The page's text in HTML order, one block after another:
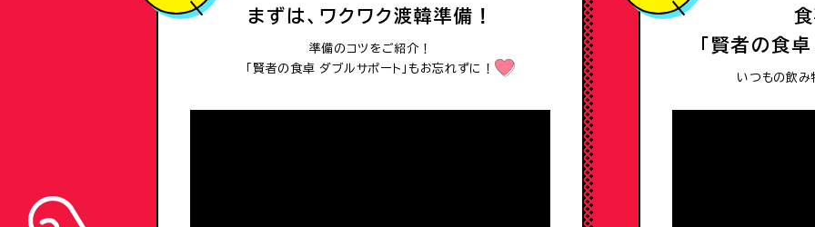
まずは、ワクワク渡韓準備！
準備のコツをご紹介！
「賢者の食卓 ダブルサポート」もお忘れずに！
「賢者の食
いつもの飲み